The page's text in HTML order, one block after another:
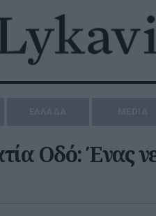
Οδό: Ένας